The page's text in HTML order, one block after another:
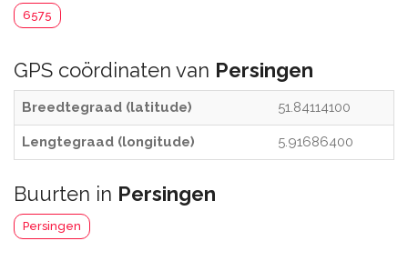
6575
GPS coördinaten van Persingen
Breedtegraad (latitude) 51.84114100
Lengtegraad (longitude) 5.91686400
Buurten in Persingen
Persingen